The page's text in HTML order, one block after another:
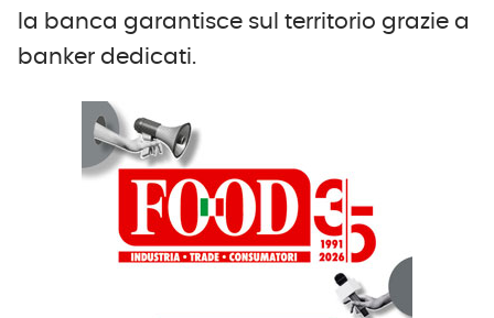
la banca garantisce sul territorio grazie a
banker dedicati.